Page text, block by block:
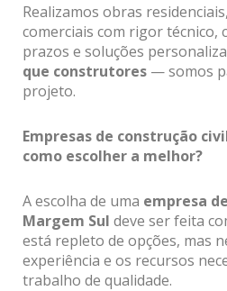
Realizamos obras
comerciais com rigor técnico,
prazos e soluções
que construtores — somos
projeto.
Empresas de construção
como escolher a melhor?
A escolha de uma empresa
Margem Sul deve ser feita
está repleto de opções, mas
experiência e os recursos
trabalho de qualidade.